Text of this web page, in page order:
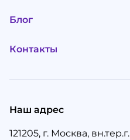
Блог
Контакты
Наш адрес
121205, г. Москва, вн.тер.г.